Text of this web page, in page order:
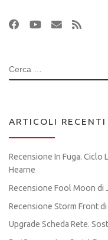
CERCA
ARTICOLI RECENTI
Recensione In Fuga. Ciclo
Hearne
Recensione Fool Moon di
Recensione Storm Front
Upgrade Scheda Rete.